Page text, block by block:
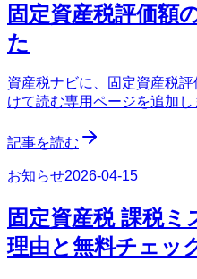
固定資産税評価額
た
資産税ナビに、固定資産税
けて読む専用ページを追加し
記事を読む
お知らせ2026-04-15
固定資産税 課税ミ
理由と無料チェッ